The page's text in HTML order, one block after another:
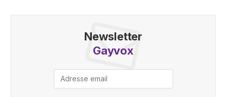
Newsletter
Gayvox